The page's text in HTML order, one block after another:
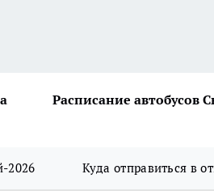
Расписание автобусов
2026 Куда отправиться в